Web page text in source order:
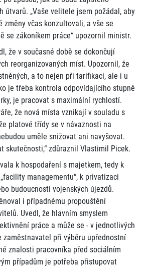
útvarů. „Vaše velitele jsem požádal, aby
změny včas konzultovali, a vše se
se zákoníkem práce“ upozornil ministr.
že v současné době se dokončují
reorganizovaných míst. Upozornil, že
a to nejen při tarifikaci, ale i u
je třeba kontrola odpovídajícího stupně
je pracovat s maximální rychlostí.
že nová místa vznikají v souladu s
platové třídy se v návaznosti na
uměle snižovat ani navyšovat.
skutečnosti,“ zdůraznil Vlastimil Picek.
k hospodaření s majetkem, tedy k
managementu“, k privatizaci
budoucnosti vojenských újezdů.
i případnému propouštění
Uvedl, že hlavním smyslem
práce a může se - v jednotlivých
zaměstnavatel při výběru upřednostní
znalosti pracovníka před sociálním
případům je potřeba přistupovat